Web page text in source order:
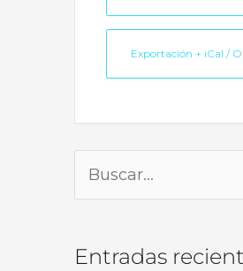
Exportación + iCal /
Buscar
por:
Entradas